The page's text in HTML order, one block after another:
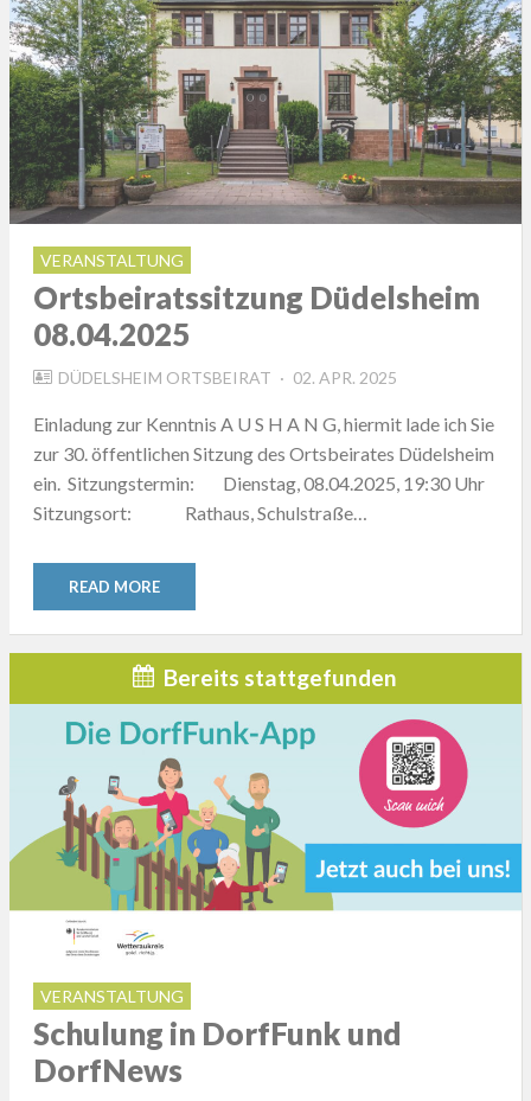
VERANSTALTUNG
Ortsbeiratssitzung Düdelsheim
08.04.2025
DÜDELSHEIM ORTSBEIRAT
POSTED
02. APR. 2025
Einladung zur Kenntnis A U S H A N G, hiermit lade ich Sie
zur 30. öffentlichen Sitzung des Ortsbeirates Düdelsheim
ein. Sitzungstermin: Dienstag, 08.04.2025, 19:30 Uhr
Sitzungsort: Rathaus, Schulstraße…
READ MORE
Bereits stattgefunden
VERANSTALTUNG
Schulung in DorfFunk und
DorfNews